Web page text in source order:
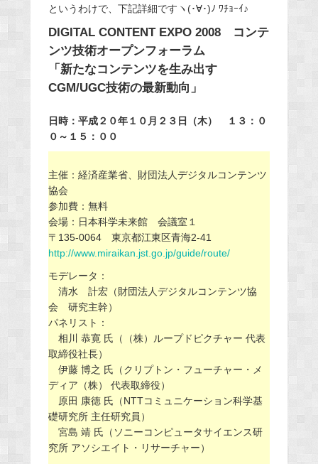
というわけで、下記詳細ですヽ(･∀･)ﾉ ﾜﾁｮｰｲ♪
DIGITAL CONTENT EXPO 2008 コンテ
ンツ技術オープンフォーラム
「新たなコンテンツを生み出す
CGM/UGC技術の最新動向」
日時：平成２０年１０月２３日（木） １３：０
０～１５：００
主催：経済産業省、財団法人デジタルコンテンツ
協会
参加費：無料
会場：日本科学未来館 会議室１
〒135-0064 東京都江東区青海2-41
http://www.miraikan.jst.go.jp/guide/route/
モデレータ：
清水 計宏（財団法人デジタルコンテンツ協
会 研究主幹）
パネリスト：
相川 恭寛 氏（（株）ループドピクチャー 代表
取締役社長）
伊藤 博之 氏（クリプトン・フューチャー・メ
ディア（株） 代表取締役）
原田 康徳 氏（NTTコミュニケーション科学基
礎研究所 主任研究員）
宮島 靖 氏（ソニーコンピュータサイエンス研
究所 アソシエイト・リサーチャー）